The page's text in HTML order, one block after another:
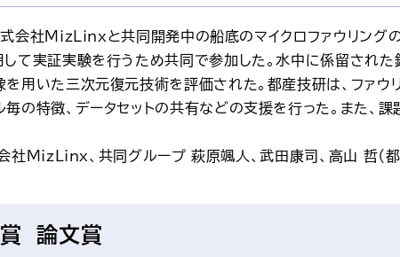
会社ＭｉｚＬｉｎｘと共同開発中の船底のマイクロファウリン
て実証実験を行うため共同で参加した。水中に係留された
用いた三次元復元技術を評価された。都産技研は、ファウ
の特徴、データセットの共有などの支援を行った。また、
社MizLinx、共同グループ 萩原颯人、武田康司、高山 哲（都
賞 論文賞